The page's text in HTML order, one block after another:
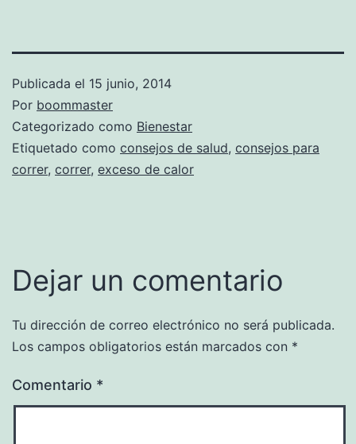
Publicada el 15 junio, 2014
Por boommaster
Categorizado como Bienestar
Etiquetado como consejos de salud, consejos para
correr, correr, exceso de calor
Dejar un comentario
Tu dirección de correo electrónico no será publicada.
Los campos obligatorios están marcados con *
Comentario *